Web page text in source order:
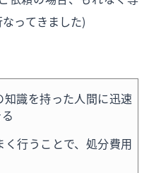
ってきました）
識を持った人間に迅速
行うことで、処分費用